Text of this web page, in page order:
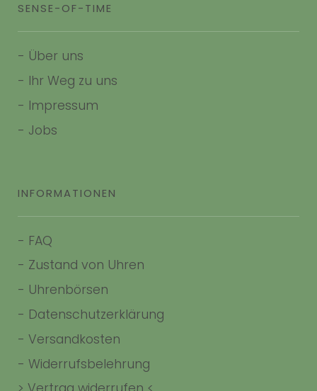
SENSE-OF-TIME
- Über uns
- Ihr Weg zu uns
- Impressum
- Jobs
INFORMATIONEN
- FAQ
- Zustand von Uhren
- Uhrenbörsen
- Datenschutzerklärung
- Versandkosten
- Widerrufsbelehrung